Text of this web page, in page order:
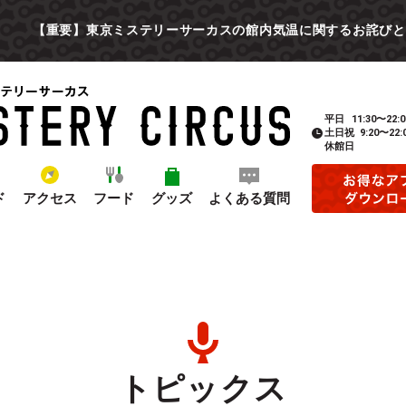
【重要】東京ミステリーサーカスの館内気温に関するお詫び
アクセス フード グッズ よくある質問
平日
11:30〜
土日祝 9:20〜
休館日
トピックス